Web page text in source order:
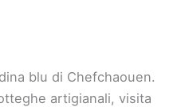
blu di Chefchaouen.
artigianali, visita